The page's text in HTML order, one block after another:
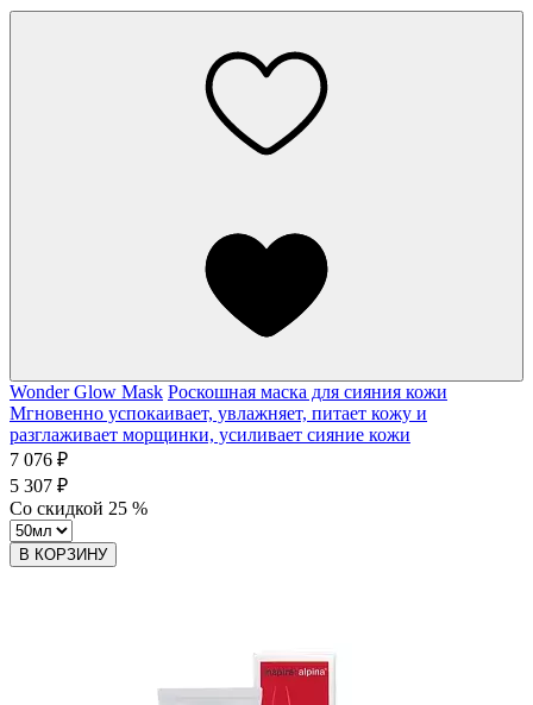
Wonder Glow Mask Роскошная маска для сияния кожи
Мгновенно успокаивает, увлажняет, питает кожу и
разглаживает морщинки, усиливает сияние кожи
7 076 ₽
5 307 ₽
Со скидкой 25 %
В КОРЗИНУ